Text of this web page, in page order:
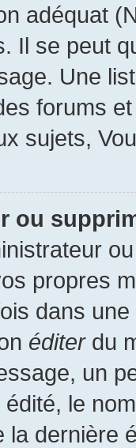
adéquat
Il se peut
Une
forums
sujets,
ou
propres
dans
éditerdu
un
édité, le
la dernière